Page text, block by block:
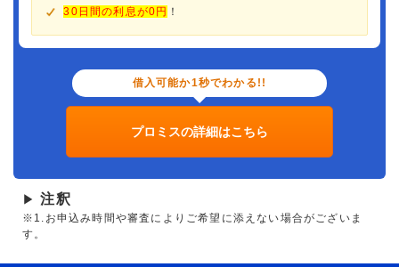
30日間の利息が0円 ！
借入可能か1秒でわかる!!
プロミスの詳細はこちら
▶ 注釈
※1.お申込み時間や審査によりご希望に添えない場合がございま
す。